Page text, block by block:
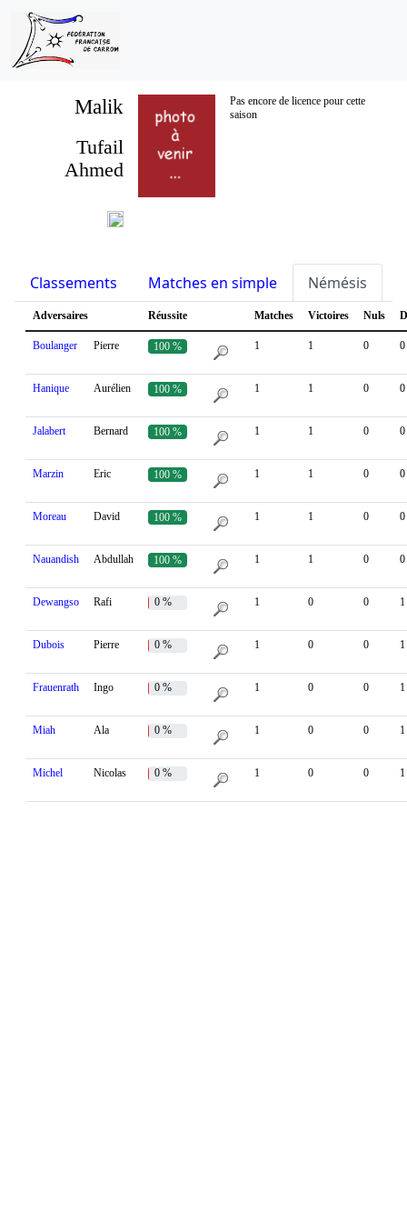
Malik
Pas encore de licence pour cette
saison
Tufail
Ahmed
Classements Matches en simple Némésis
Adversaires Réussite Matches Victoires Nuls
Boulanger Pierre 100 % 1 1 0 0
Hanique Aurélien 100 % 1 1 0 0
Jalabert Bernard 100 % 1 1 0 0
Marzin Eric 100 % 1 1 0 0
Moreau David 100 % 1 1 0 0
Nauandish Abdullah 100 % 1 1 0 0
Dewangso Rafi 0 % 1 0 0 1
Dubois Pierre 0 % 1 0 0 1
Frauenrath Ingo 0 % 1 0 0 1
Miah Ala 0 % 1 0 0 1
Michel Nicolas 0 % 1 0 0 1